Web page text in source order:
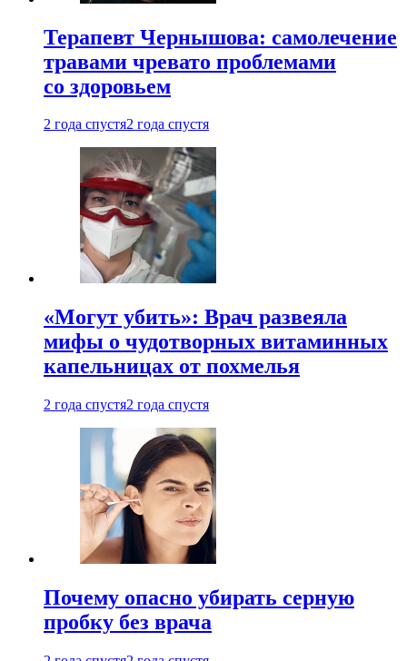
Терапевт Чернышова: самолечение
травами чревато проблемами
со здоровьем
2 года спустя2 года спустя
«Могут убить»: Врач развеяла
мифы о чудотворных витаминных
капельницах от похмелья
2 года спустя2 года спустя
Почему опасно убирать серную
пробку без врача